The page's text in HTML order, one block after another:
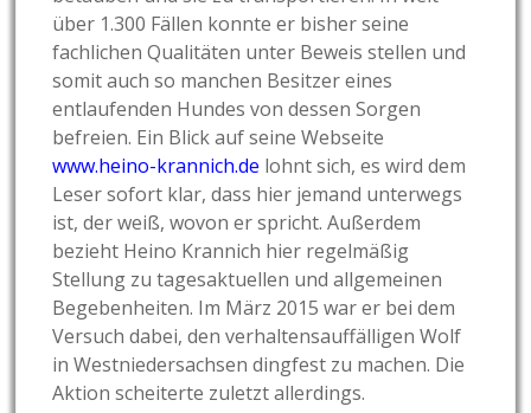
über 1.300 Fällen konnte er bisher seine
fachlichen Qualitäten unter Beweis stellen und
somit auch so manchen Besitzer eines
entlaufenden Hundes von dessen Sorgen
befreien. Ein Blick auf seine Webseite
www.heino-krannich.de lohnt sich, es wird dem
Leser sofort klar, dass hier jemand unterwegs
ist, der weiß, wovon er spricht. Außerdem
bezieht Heino Krannich hier regelmäßig
Stellung zu tagesaktuellen und allgemeinen
Begebenheiten. Im März 2015 war er bei dem
Versuch dabei, den verhaltensauffälligen Wolf
in Westniedersachsen dingfest zu machen. Die
Aktion scheiterte zuletzt allerdings.